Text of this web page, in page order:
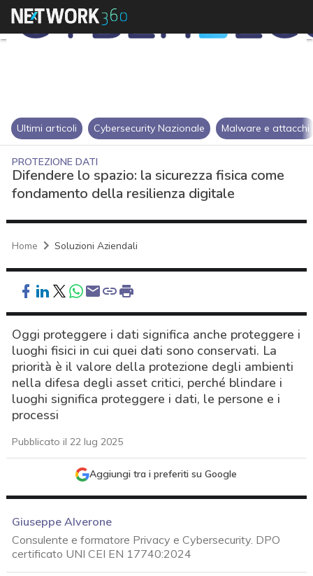
Ultimi articoli Cybersecurity Nazionale Malware e attacchi
PROTEZIONE DATI
Difendere lo spazio: la sicurezza fisica come
fondamento della resilienza digitale
Home Soluzioni Aziendali
Oggi proteggere i dati significa anche proteggere i
luoghi fisici in cui quei dati sono conservati. La
priorità è il valore della protezione degli ambienti
nella difesa degli asset critici, perché blindare i
luoghi significa proteggere i dati, le persone e i
processi
Pubblicato il 22 lug 2025
Aggiungi tra i preferiti su Google
Giuseppe Alverone
Consulente e formatore Privacy e Cybersecurity. DPO
certificato UNI CEI EN 17740:2024